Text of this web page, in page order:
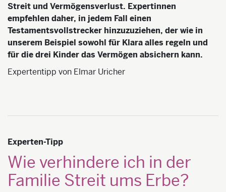
Streit und Vermögensverlust. Expertinnen
empfehlen daher, in jedem Fall einen
Testamentsvollstrecker hinzuzuziehen, der wie in
unserem Beispiel sowohl für Klara alles regeln und
für die drei Kinder das Vermögen absichern kann.
Expertentipp von Elmar Uricher
Experten-Tipp
Wie verhindere ich in der
Familie Streit ums Erbe?